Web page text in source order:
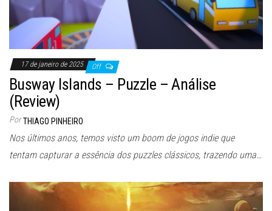
17 de janeiro de 2025 Off
Busway Islands – Puzzle – Análise
(Review)
Por THIAGO PINHEIRO
Nos últimos anos, temos visto um boom de jogos indie que
tentam capturar a essência dos puzzles clássicos, trazendo uma…